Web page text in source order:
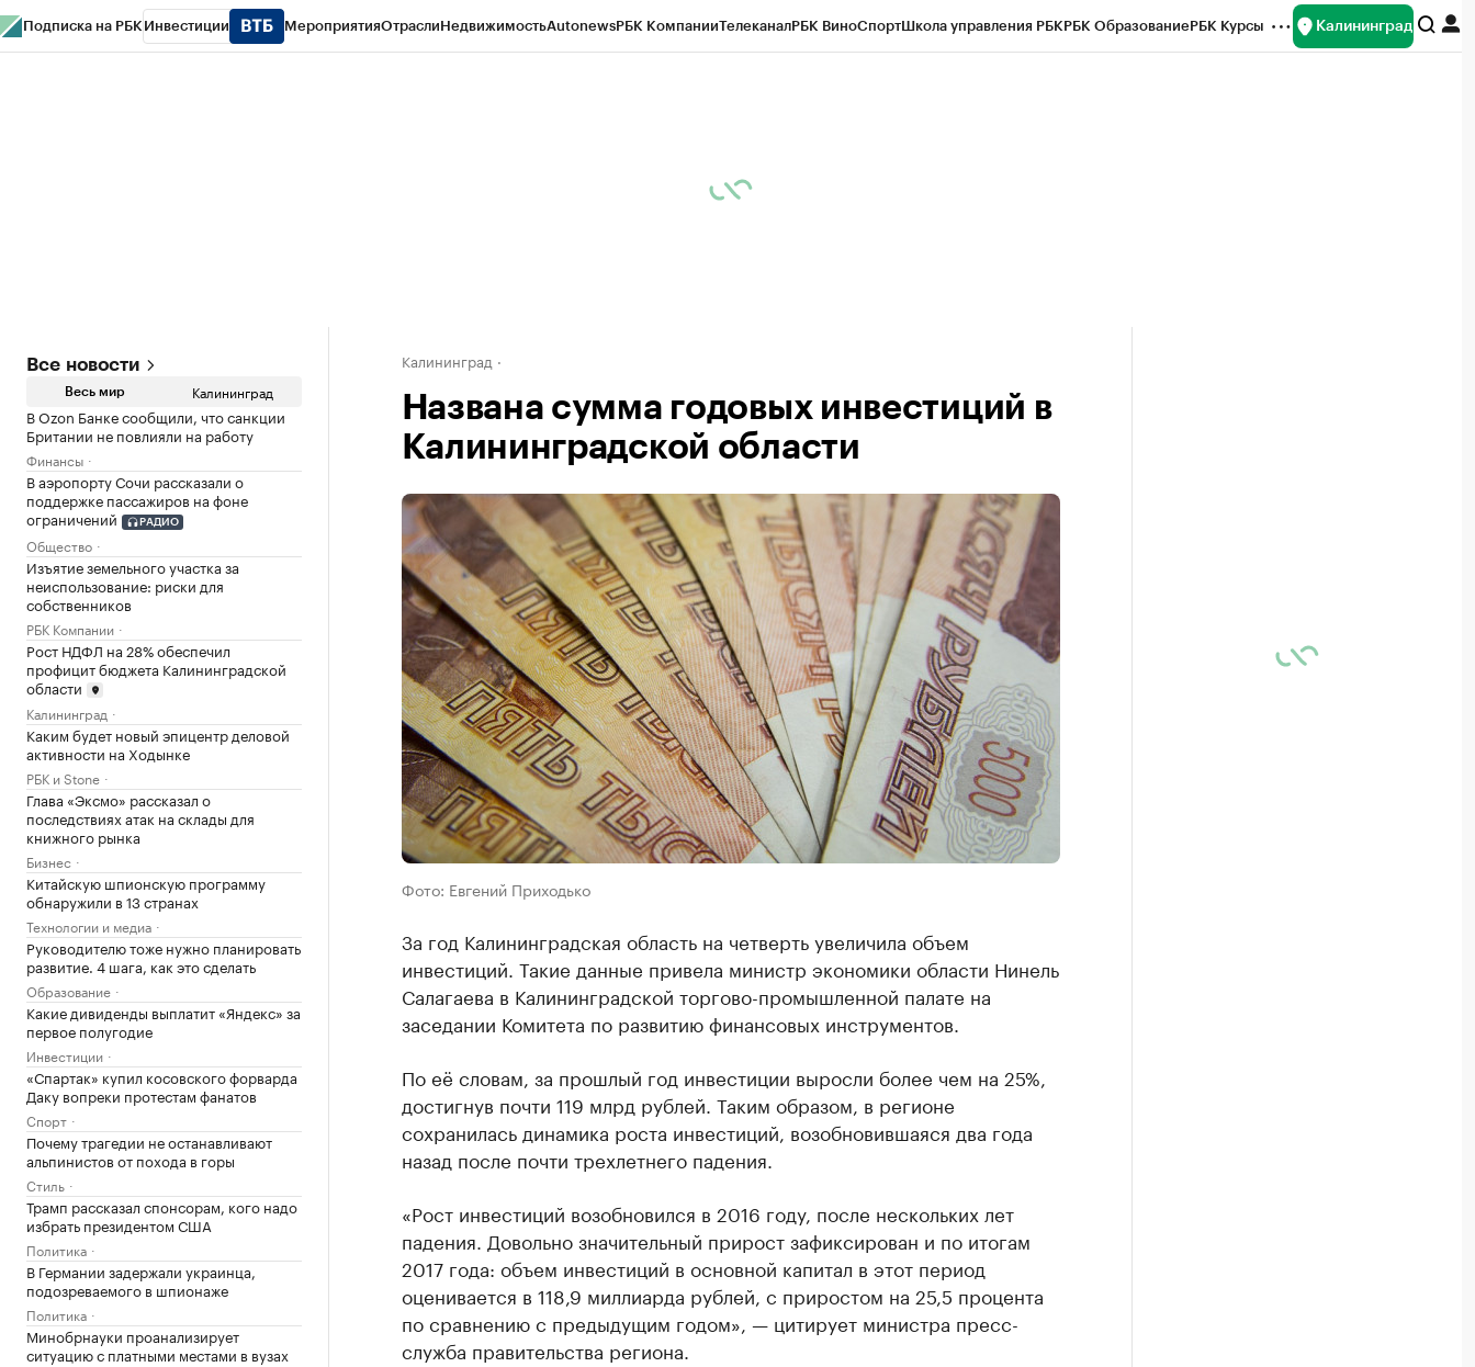
Подписка на РБК Инвестиции МероприятияОтраслиНедвижимостьAutonewsРБК КомпанииТелеканалРБК ВиноСпортШкола управления РБКРБК ОбразованиеРБК Курсы Калининград
Все новости
Весь мир Калининград
В Ozon Банке сообщили, что санкции
Британии не повлияли на работу
Финансы
В аэропорту Сочи рассказали о
поддержке пассажиров на фоне
ограничений
РАДИО
Общество
Изъятие земельного участка за
неиспользование: риски для
собственников
РБК Компании
Рост НДФЛ на 28% обеспечил
профицит бюджета Калининградской
области
Калининград
Каким будет новый эпицентр деловой
активности на Ходынке
РБК и Stone
Глава «Эксмо» рассказал о
последствиях атак на склады для
книжного рынка
Бизнес
Китайскую шпионскую программу
обнаружили в 13 странах
Технологии и медиа
Руководителю тоже нужно планировать
развитие. 4 шага, как это сделать
Образование
Какие дивиденды выплатит «Яндекс» за
первое полугодие
Инвестиции
«Спартак» купил косовского форварда
Даку вопреки протестам фанатов
Спорт
Почему трагедии не останавливают
альпинистов от похода в горы
Стиль
Трамп рассказал спонсорам, кого надо
избрать президентом США
Политика
В Германии задержали украинца,
подозреваемого в шпионаже
Политика
Минобрнауки проанализирует
ситуацию с платными местами в вузах
Калининград
Названа сумма годовых инвестиций в
Калининградской области
Фото: Евгений Приходько
За год Калининградская область на четверть увеличила объем
инвестиций. Такие данные привела министр экономики области Нинель
Салагаева в Калининградской торгово-промышленной палате на
заседании Комитета по развитию финансовых инструментов.
По её словам, за прошлый год инвестиции выросли более чем на 25%,
достигнув почти 119 млрд рублей. Таким образом, в регионе
сохранилась динамика роста инвестиций, возобновившаяся два года
назад после почти трехлетнего падения.
«Рост инвестиций возобновился в 2016 году, после нескольких лет
падения. Довольно значительный прирост зафиксирован и по итогам
2017 года: объем инвестиций в основной капитал в этот период
оценивается в 118,9 миллиарда рублей, с приростом на 25,5 процента
по сравнению с предыдущим годом», — цитирует министра пресс-
служба правительства региона.